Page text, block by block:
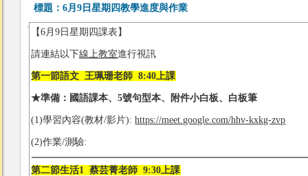
標題：6月9日星期四教學進度與作業
【6月9日星期四課表】
請連結以下線上教室進行視訊
第一節語文 王珮珊老師 8:40上課
★準備：國語課本、5號句型本、 附件小白板、白板筆
(1)學習內容(教材/影片):https://meet.google.com/hhv-kxkg-zvp
(2)作業/測驗:
第二節生活1 蔡芸菁老師 9:30上課